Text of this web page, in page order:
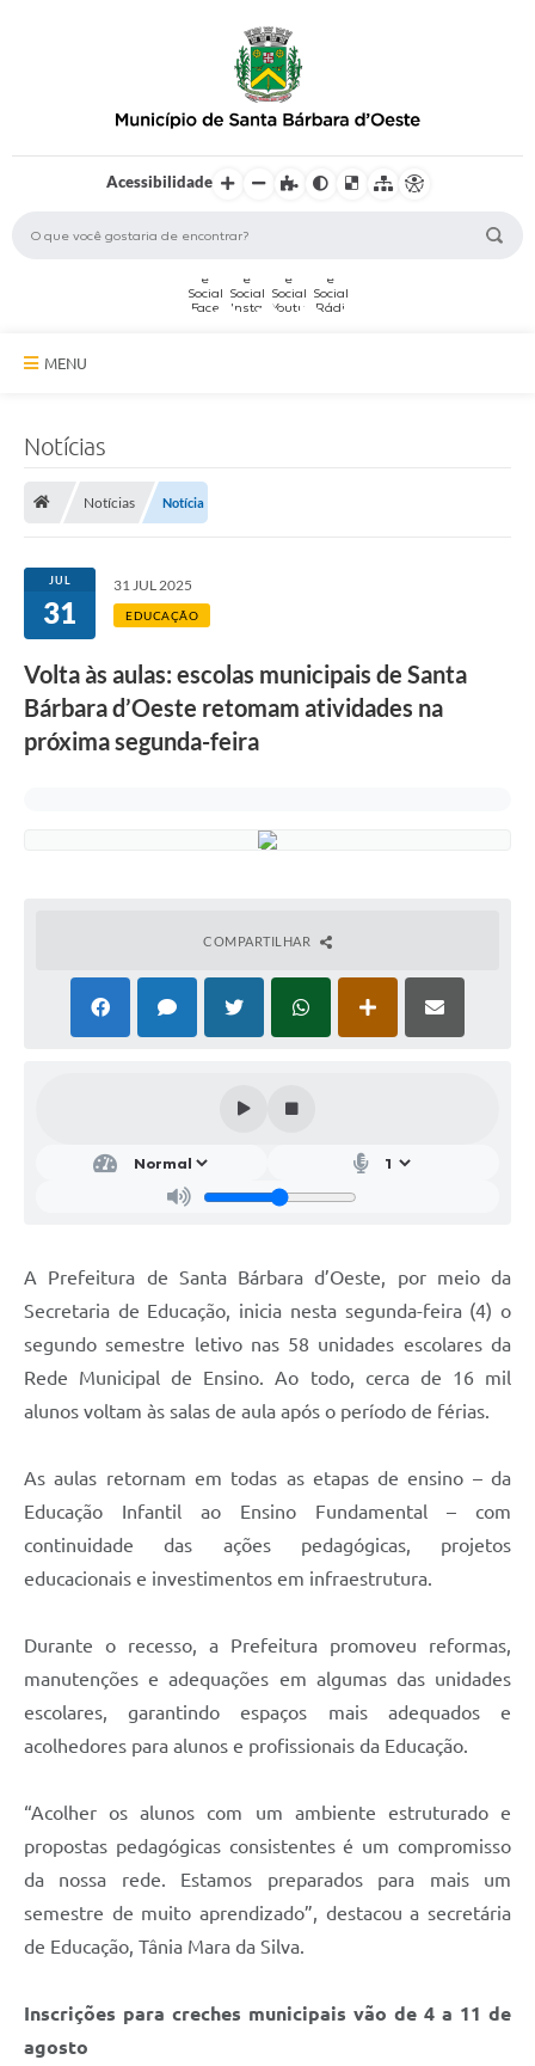
Acessibilidade
MENU
Serviços Online
Transparência
Legislação
Covid-19
Certidão Negativa de Empresa
Lei Aldir Blanc
Principal
Galeria de Fotos
Notícias
Links
Enquete
Agenda
Plano de Contratações Anuais
Notícias
Notícias Notícia
JUL
31
31 JUL 2025
EDUCAÇÃO
Volta às aulas: escolas municipais de Santa
Bárbara d’Oeste retomam atividades na
próxima segunda-feira
COMPARTILHAR
A Prefeitura de Santa Bárbara d’Oeste, por meio da
Secretaria de Educação, inicia nesta segunda-feira (4) o
segundo semestre letivo nas 58 unidades escolares da
Rede Municipal de Ensino. Ao todo, cerca de 16 mil
alunos voltam às salas de aula após o período de férias.
As aulas retornam em todas as etapas de ensino – da
Educação Infantil ao Ensino Fundamental – com
continuidade das ações pedagógicas, projetos
educacionais e investimentos em infraestrutura.
Durante o recesso, a Prefeitura promoveu reformas,
manutenções e adequações em algumas das unidades
escolares, garantindo espaços mais adequados e
acolhedores para alunos e profissionais da Educação.
“Acolher os alunos com um ambiente estruturado e
propostas pedagógicas consistentes é um compromisso
da nossa rede. Estamos preparados para mais um
semestre de muito aprendizado”, destacou a secretária
de Educação, Tânia Mara da Silva.
Inscrições para creches municipais vão de 4 a 11 de
agosto